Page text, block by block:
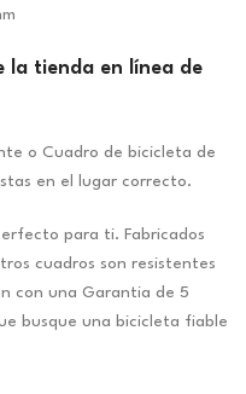
la tienda en línea de
o Cuadro de bicicleta de
en el lugar correcto.
para ti. Fabricados
cuadros son resistentes
con una Garantia de 5
busque una bicicleta fiable